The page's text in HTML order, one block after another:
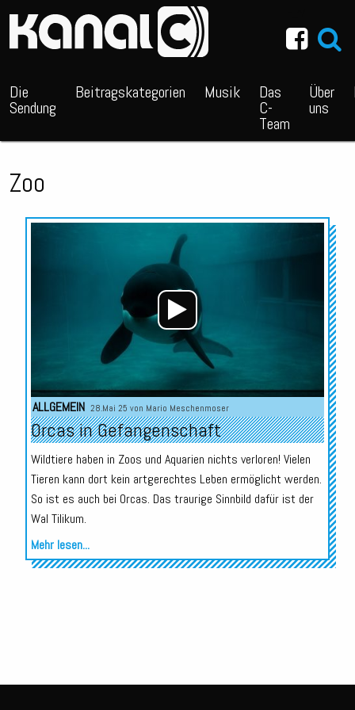
Die
Sendung
Beitragskategorien Musik Das
C-
Team
Über
uns
Zoo
Audio-
Player
ALLGEMEIN 28.Mai 25 von Mario Meschenmoser
Orcas in Gefangenschaft
Wildtiere haben in Zoos und Aquarien nichts verloren! Vielen
Tieren kann dort kein artgerechtes Leben ermöglicht werden.
So ist es auch bei Orcas. Das traurige Sinnbild dafür ist der
Wal Tilikum.
Mehr lesen...